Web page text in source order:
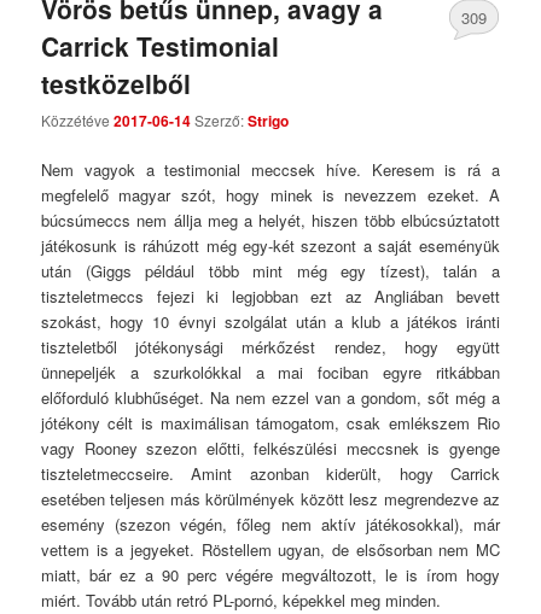
Vörös betűs ünnep, avagy a
Carrick Testimonial
testközelből
Közzétéve2017-06-14Szerző:Strigo
309
Nem vagyok a testimonial meccsek híve. Keresem is rá a
megfelelő magyar szót, hogy minek is nevezzem ezeket. A
búcsúmeccs nem állja meg a helyét, hiszen több elbúcsúztatott
játékosunk is ráhúzott még egy-két szezont a saját eseményük
után (Giggs például több mint még egy tízest), talán a
tiszteletmeccs fejezi ki legjobban ezt az Angliában bevett
szokást, hogy 10 évnyi szolgálat után a klub a játékos iránti
tiszteletből jótékonysági mérkőzést rendez, hogy együtt
ünnepeljék a szurkolókkal a mai fociban egyre ritkábban
előforduló klubhűséget. Na nem ezzel van a gondom, sőt még a
jótékony célt is maximálisan támogatom, csak emlékszem Rio
vagy Rooney szezon előtti, felkészülési meccsnek is gyenge
tiszteletmeccseire. Amint azonban kiderült, hogy Carrick
esetében teljesen más körülmények között lesz megrendezve az
esemény (szezon végén, főleg nem aktív játékosokkal), már
vettem is a jegyeket. Röstellem ugyan, de elsősorban nem MC
miatt, bár ez a 90 perc végére megváltozott, le is írom hogy
miért. Tovább után retró PL-pornó, képekkel meg minden.